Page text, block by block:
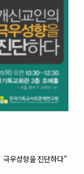
우성향을 진단하다”